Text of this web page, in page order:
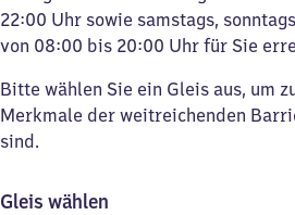
22:00 Uhr sowie samstags,
von 08:00 bis 20:00 Uhr für Sie
Bitte wählen Sie ein Gleis aus, um
Merkmale der weitreichenden
sind.
Gleis wählen